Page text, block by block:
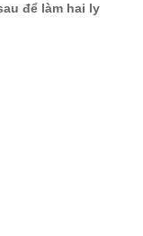
để làm hai ly